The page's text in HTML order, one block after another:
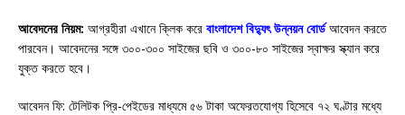
আবেদনের নিয়ম: আগ্রহীরা এখানে ক্লিক করে বাংলাদেশ বিদ্যুৎ উন্নয়ন বোর্ড আবেদন করতে
পারবেন। আবেদনের সঙ্গে ৩০০-৩০০ সাইজের ছবি ও ৩০০-৮০ সাইজের স্বাক্ষর স্ক্যান করে
যুক্ত করতে হবে।
আবেদন ফি: টেলিটক প্রি-পেইডের মাধ্যমে ৫৬ টাকা অফেরতযোগ্য হিসেবে ৭২ ঘণ্টার মধ্যে